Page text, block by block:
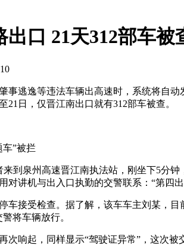
口 21天312部车被
逃逸等违法车辆出高速时，系统将自动
21日，仅晋江南出口就有312部车被查。
”被拦
泉州高速晋江南执法站，刚坐下5分钟
对讲机与出入口执勤的交警联系：“第四
接受检查。据了解，该车车主刘某，目
将车辆放行。
响起，同样显示“驾驶证异常”，这次被